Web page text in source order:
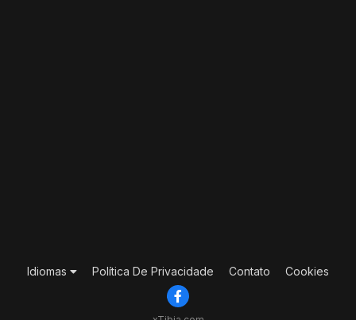
Idiomas Política De Privacidade Contato Cookies